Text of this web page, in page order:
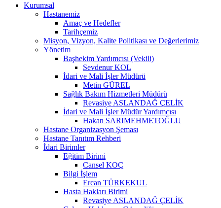
Kurumsal
Hastanemiz
Amaç ve Hedefler
Tarihçemiz
Misyon, Vizyon, Kalite Politikası ve Değerlerimiz
Yönetim
Başhekim Yardımcısı (Vekili)
Sevdenur KOL
İdari ve Mali İşler Müdürü
Metin GÜREL
Sağlık Bakım Hizmetleri Müdürü
Revasiye ASLANDAĞ ÇELİK
İdari ve Mali İşler Müdür Yardımcısı
Hakan SARIMEHMETOĞLU
Hastane Organizasyon Şeması
Hastane Tanıtım Rehberi
İdari Birimler
Eğitim Birimi
Cansel KOÇ
Bilgi İşlem
Ercan TÜRKEKUL
Hasta Hakları Birimi
Revasiye ASLANDAĞ ÇELİK